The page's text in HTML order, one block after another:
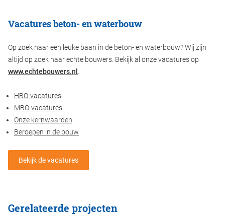
Vacatures beton- en waterbouw
Op zoek naar een leuke baan in de beton- en waterbouw? Wij zijn
altijd op zoek naar echte bouwers. Bekijk al onze vacatures op
www.echtebouwers.nl
HBO-vacatures
MBO-vacatures
Onze kernwaarden
Beroepen in de bouw
Bekijk de vacatures
Gerelateerde projecten